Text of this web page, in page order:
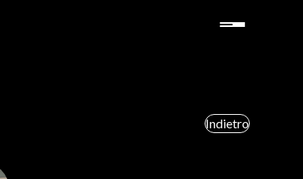
Indietro